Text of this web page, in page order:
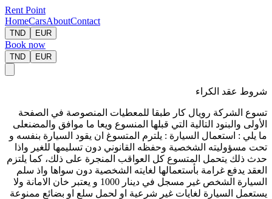
Rent Point
HomeCarsAboutContact
TND EUR
Book now
TND EUR
شروط عقد الكراء
تسوع الشركة رويال كار طبقا للمعطيات المنصوصة في الصفحة
الأولى والبنود التالية التي قبلها المنسوع ويعا ما موافق والمضنعلى
ما يلي : استعمال السيارة : يلترم المتسوغ ان يقود السيارة بنفسه و
تحت مسؤوليته الشخصية وحفظه القانوني دون تسليمها للغير واذا
حدث ذلك يتحمل المتسوع كل العواقب المنجرة على ذلك، كما يلتزم
العقد يدفع غرامة بأستعمالها لغايته الشخصية دون سواها واذ سلم
السيارة الشخص غير مسجل في دينار 1000 و يعتبر خان الامانة ولا
يستعمل السيارة لغايات غير شرعية او لحمل سلع او بضائع ممنوعة